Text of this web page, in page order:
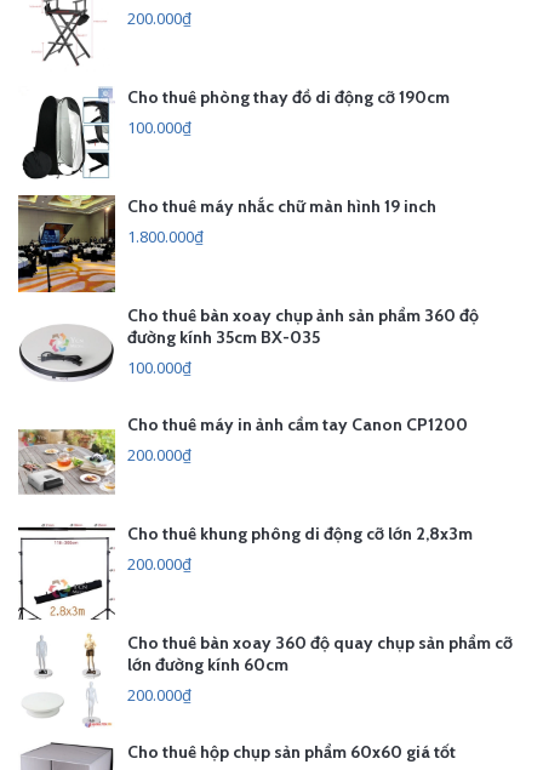
200.000₫
Cho thuê phòng thay đồ di động cỡ 190cm
100.000₫
Cho thuê máy nhắc chữ màn hình 19 inch
1.800.000₫
Cho thuê bàn xoay chụp ảnh sản phẩm 360 độ
đường kính 35cm BX-035
100.000₫
Cho thuê máy in ảnh cầm tay Canon CP1200
200.000₫
Cho thuê khung phông di động cỡ lớn 2,8x3m
200.000₫
Cho thuê bàn xoay 360 độ quay chụp sản phẩm cỡ
lớn đường kính 60cm
200.000₫
Cho thuê hộp chụp sản phẩm 60x60 giá tốt